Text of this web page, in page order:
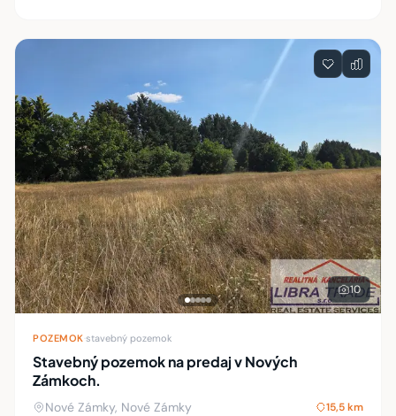
10
POZEMOK stavebný pozemok
Stavebný pozemok na predaj v Nových
Zámkoch.
Nové Zámky, Nové Zámky 15,5 km